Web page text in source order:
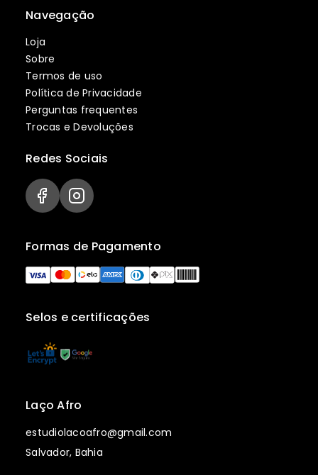
Navegação
Loja
Sobre
Termos de uso
Política de Privacidade
Perguntas frequentes
Trocas e Devoluções
Selos e certificações
Formas de Pagamento
Redes Sociais
Laço Afro
estudiolacoafro@gmail.com
Salvador, Bahia